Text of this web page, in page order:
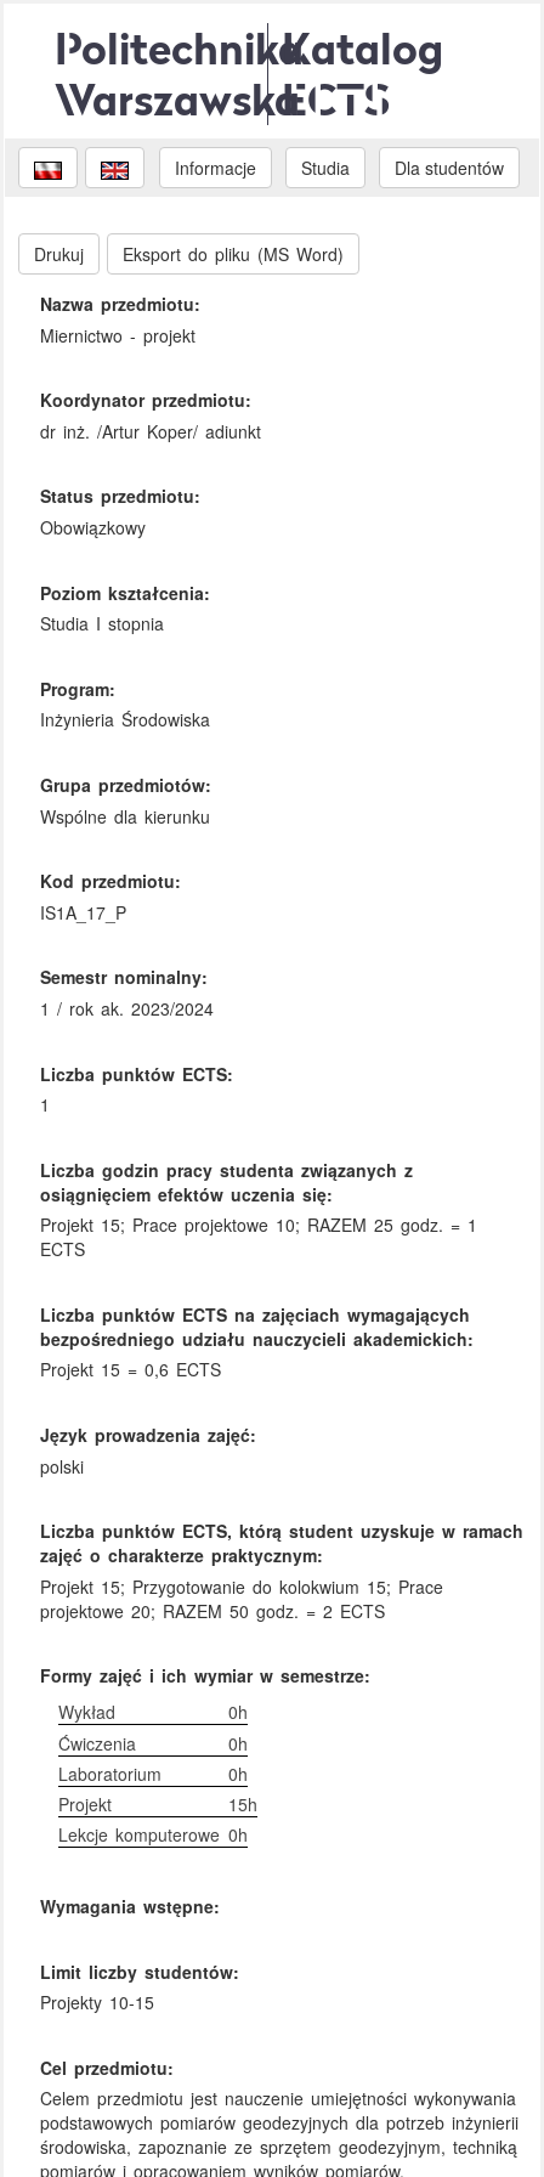
Politechnika
Warszawska
Katalog
ECTS
Informacje Studia Dla studentów
Drukuj Eksport do pliku (MS Word)
Nazwa przedmiotu:
Miernictwo - projekt
Koordynator przedmiotu:
dr inż. /Artur Koper/ adiunkt
Status przedmiotu:
Obowiązkowy
Poziom kształcenia:
Studia I stopnia
Program:
Inżynieria Środowiska
Grupa przedmiotów:
Wspólne dla kierunku
Kod przedmiotu:
IS1A_17_P
Semestr nominalny:
1 / rok ak. 2023/2024
Liczba punktów ECTS:
1
Liczba godzin pracy studenta związanych z
osiągnięciem efektów uczenia się:
Projekt 15; Prace projektowe 10; RAZEM 25 godz. = 1
ECTS
Liczba punktów ECTS na zajęciach wymagających
bezpośredniego udziału nauczycieli akademickich:
Projekt 15 = 0,6 ECTS
Język prowadzenia zajęć:
polski
Liczba punktów ECTS, którą student uzyskuje w ramach
zajęć o charakterze praktycznym:
Projekt 15; Przygotowanie do kolokwium 15; Prace
projektowe 20; RAZEM 50 godz. = 2 ECTS
Formy zajęć i ich wymiar w semestrze:
Wykład
0h
Ćwiczenia
0h
Laboratorium
0h
Projekt
15h
Lekcje komputerowe 0h
Wymagania wstępne:
Limit liczby studentów:
Projekty 10-15
Cel przedmiotu:
Celem przedmiotu jest nauczenie umiejętności wykonywania
podstawowych pomiarów geodezyjnych dla potrzeb inżynierii
środowiska, zapoznanie ze sprzętem geodezyjnym, techniką
pomiarów i opracowaniem wyników pomiarów.